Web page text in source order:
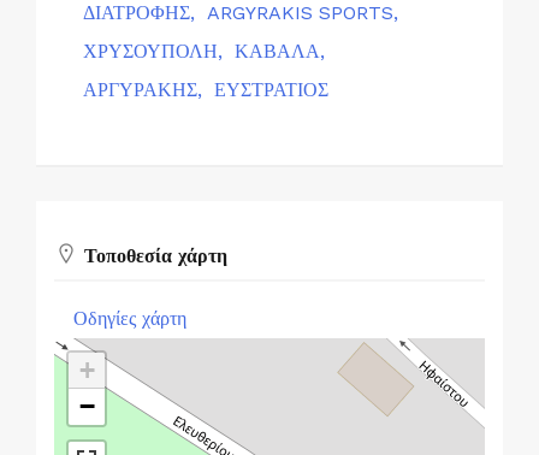
ΔΙΑΤΡΟΦΗΣ, ARGYRAKIS SPORTS,
ΧΡΥΣΟΥΠΟΛΗ, ΚΑΒΑΛΑ,
ΑΡΓΥΡΑΚΗΣ, ΕΥΣΤΡΑΤΙΟΣ
Τοποθεσία χάρτη
Οδηγίες χάρτη
+
−